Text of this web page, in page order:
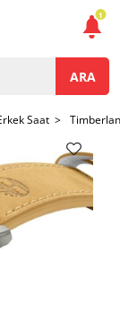
ARA
Saat >
1